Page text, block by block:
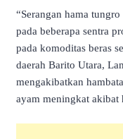
“Serangan hama
pada beberapa sentra
pada komoditas beras
daerah Barito Utara,
mengakibatkan
ayam meningkat akibat